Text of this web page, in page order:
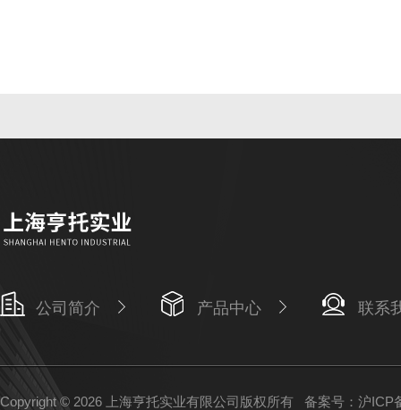
公司简介 产品中心 联系
Copyright © 2026 上海亨托实业有限公司版权所有 备案号：沪ICP